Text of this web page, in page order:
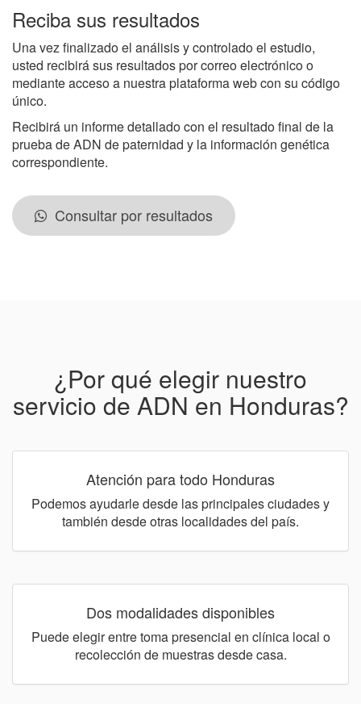
Reciba sus resultados
Una vez finalizado el análisis y controlado el estudio,
usted recibirá sus resultados por correo electrónico o
mediante acceso a nuestra plataforma web con su código
único.
Recibirá un informe detallado con el resultado final de la
prueba de ADN de paternidad y la información genética
correspondiente.
Consultar por resultados
¿Por qué elegir nuestro
servicio de ADN en Honduras?
Atención para todo Honduras
Podemos ayudarle desde las principales ciudades y
también desde otras localidades del país.
Dos modalidades disponibles
Puede elegir entre toma presencial en clínica local o
recolección de muestras desde casa.